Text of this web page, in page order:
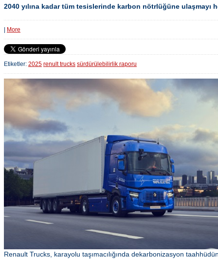
2040 yılına kadar tüm tesislerinde karbon nötrlüğüne ulaşmayı
More
Etiketler: 2025 renult trucks sürdürülebilirlik raporu
Renault Trucks, karayolu taşımacılığında dekarbonizasyon